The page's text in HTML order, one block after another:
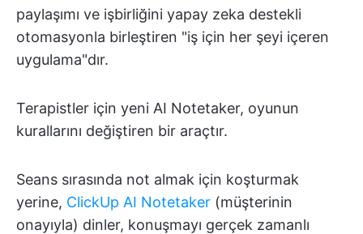
paylaşımı ve işbirliğini yapay zeka destekli
otomasyonla birleştiren "iş için her şeyi içeren
uygulama"dır.
Terapistler için yeni AI Notetaker, oyunun
kurallarını değiştiren bir araçtır.
Seans sırasında not almak için koşturmak
yerine, ClickUp AI Notetaker (müşterinin
onayıyla) dinler, konuşmayı gerçek zamanlı